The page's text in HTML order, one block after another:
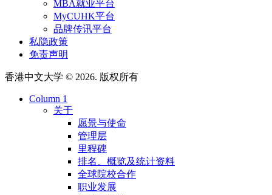
MBA就业平台
MyCUHK平台
品牌传讯平台
私隐政策
免责声明
香港中文大学 © 2026. 版权所有
Column 1
关于
愿景与使命
管理层
里程碑
排名、概览及统计资料
全球院校合作
职业发展